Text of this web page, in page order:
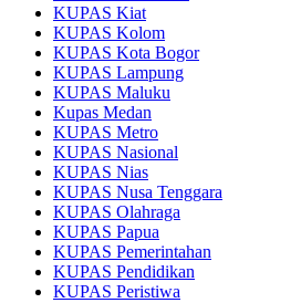
KUPAS Kiat
KUPAS Kolom
KUPAS Kota Bogor
KUPAS Lampung
KUPAS Maluku
Kupas Medan
KUPAS Metro
KUPAS Nasional
KUPAS Nias
KUPAS Nusa Tenggara
KUPAS Olahraga
KUPAS Papua
KUPAS Pemerintahan
KUPAS Pendidikan
KUPAS Peristiwa